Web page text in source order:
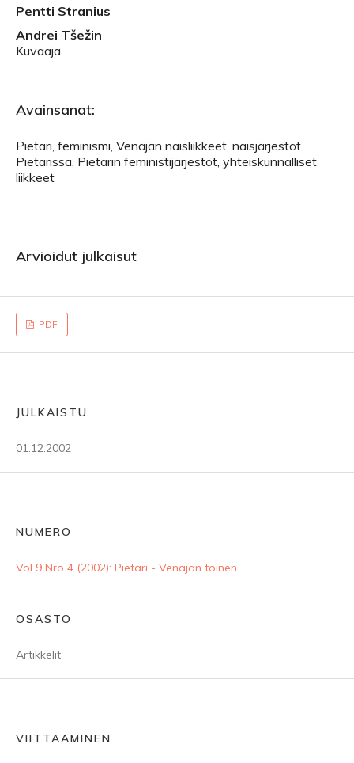
Pentti Stranius
Andrei Tšežin
Kuvaaja
Avainsanat:
Pietari, feminismi, Venäjän naisliikkeet, naisjärjestöt
Pietarissa, Pietarin feministijärjestöt, yhteiskunnalliset
liikkeet
Arvioidut julkaisut
PDF
JULKAISTU
01.12.2002
NUMERO
Vol 9 Nro 4 (2002): Pietari - Venäjän toinen
OSASTO
Artikkelit
VIITTAAMINEN